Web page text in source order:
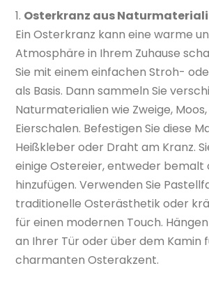
1. Osterkranz aus
Ein Osterkranz kann eine warme
Atmosphäre in Ihrem Zuhause
Sie mit einem einfachen Stroh-
als Basis. Dann sammeln Sie
Naturmaterialien wie Zweige,
Eierschalen. Befestigen Sie diese
Heißkleber oder Draht am Kranz.
einige Ostereier, entweder bemalt
hinzufügen. Verwenden Sie
traditionelle Osterästhetik oder
für einen modernen Touch.
an Ihrer Tür oder über dem Kamin
charmanten Osterakzent.